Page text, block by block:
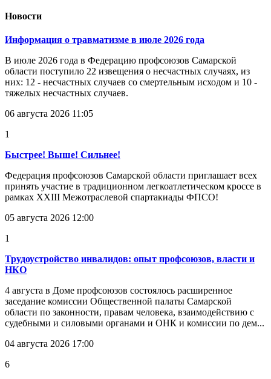
Новости
Информация о травматизме в июле 2026 года
В июле 2026 года в Федерацию профсоюзов Самарской
области поступило 22 извещения о несчастных случаях, из
них: 12 - несчастных случаев со смертельным исходом и 10 -
тяжелых несчастных случаев.
06 августа 2026 11:05
1
Быстрее! Выше! Сильнее!
Федерация профсоюзов Самарской области приглашает всех
принять участие в традиционном легкоатлетическом кроссе в
рамках XXIII Межотраслевой спартакиады ФПСО!
05 августа 2026 12:00
1
Трудоустройство инвалидов: опыт профсоюзов, власти и
НКО
4 августа в Доме профсоюзов состоялось расширенное
заседание комиссии Общественной палаты Самарской
области по законности, правам человека, взаимодействию с
судебными и силовыми органами и ОНК и комиссии по дем...
04 августа 2026 17:00
6